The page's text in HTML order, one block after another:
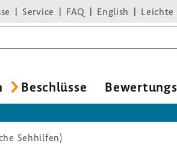
Service FAQ English Leichte
Beschlüsse
Sehhilfen)